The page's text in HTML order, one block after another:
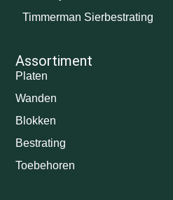
Timmerman Sierbestrating
Assortiment
Platen
Wanden
Blokken
Bestrating
Toebehoren